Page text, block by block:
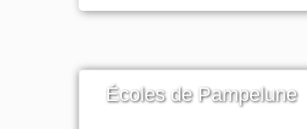
Écoles de Pampelune